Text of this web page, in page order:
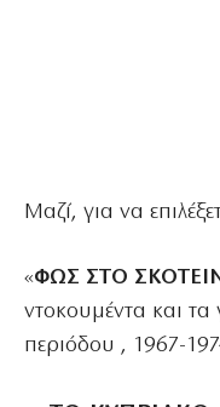
Μαζί, για να
«ΦΩΣ ΣΤΟ
ντοκουμέντα και
περιόδου , 1967-